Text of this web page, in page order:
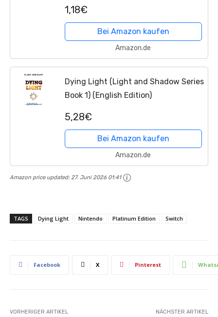
1,18€
Bei Amazon kaufen
Amazon.de
Dying Light (Light and Shadow Series
Book 1) (English Edition)
5,28€
Bei Amazon kaufen
Amazon.de
Amazon price updated:27. Juni 2026 01:41
TAGS Dying Light Nintendo Platinum Edition Switch
Facebook X Pinterest
VORHERIGER ARTIKEL NÄCHSTER ARTIKEL